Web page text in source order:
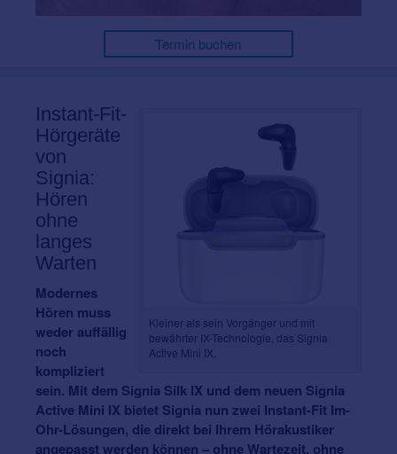
Termin buchen
Kleiner als sein Vorgänger und mit
bewährter IX-Technologie, das Signia
Active Mini IX.
Instant-Fit-
Hörgeräte
von
Signia:
Hören
ohne
langes
Warten
Modernes
Hören muss
weder auffällig
noch
kompliziert
sein. Mit dem Signia Silk IX und dem neuen Signia
Active Mini IX bietet Signia nun zwei Instant-Fit Im-
Ohr-Lösungen, die direkt bei Ihrem Hörakustiker
angepasst werden können – ohne Wartezeit, ohne